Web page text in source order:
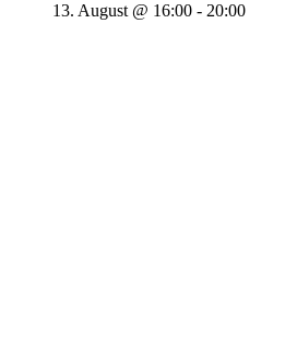
13. August @ 16:00 - 20:00